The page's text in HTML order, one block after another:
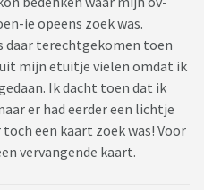
ie opeens zoek was.
daar terechtgekomen toen
mijn etuitje vielen omdat ik
Ik dacht toen dat ik
er had eerder een lichtje
een kaart zoek was! Voor
vervangende kaart.